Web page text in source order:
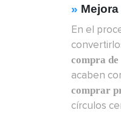
»
En el
compra
acaben
comprar
círculos